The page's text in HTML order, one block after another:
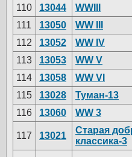
110
13044 WWIII
111
13050 WW III
112
13052 WW IV
113
13053 WW V
114
13058 WW VI
115
13028 Туман-13
116
13060 WW 3
117 13021
Старая
классика-3